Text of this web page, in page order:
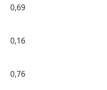
0,69
0,16
0,76